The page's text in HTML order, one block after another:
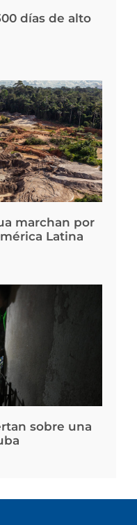
días de alto
marchan por
Latina
sobre una